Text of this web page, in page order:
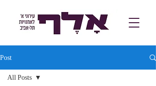
Post
All Posts